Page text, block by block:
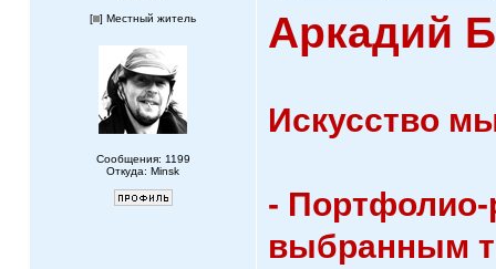
[ ] Местный житель
Сообщения: 1199
Откуда: Minsk
Аркадий
Искусство
- Портфолио-
выбранным